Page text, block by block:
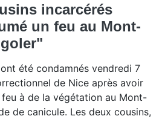
incarcérés
un feu au Mont-
été condamnés vendredi 7
de Nice après avoir
à de la végétation au Mont-
de canicule. Les deux cousins,